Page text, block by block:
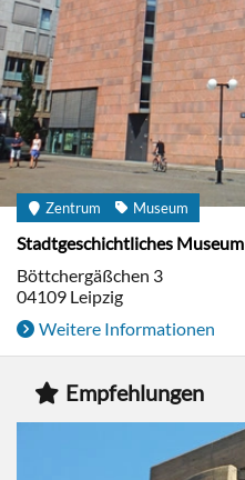
Zentrum Museum
Stadtgeschichtliches Museum
Böttchergäßchen 3
04109 Leipzig
Weitere Informationen
Empfehlungen